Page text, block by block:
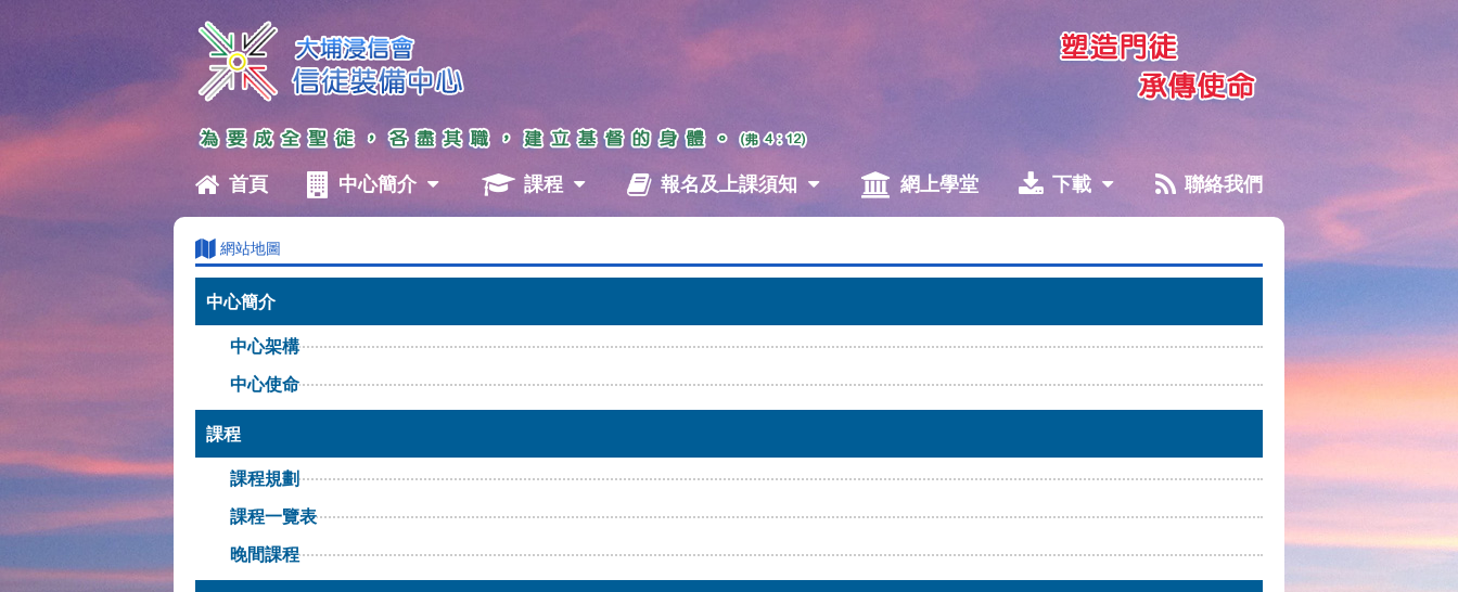
首頁 中心簡介 課程 報名及上課須知 網上學堂 下載 聯絡我們
網站地圖
中心簡介
中心架構
中心使命
課程
課程規劃
課程一覽表
晚間課程